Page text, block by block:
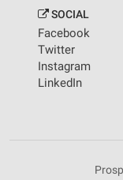
SOCIAL
Facebook
Twitter
Instagram
LinkedIn